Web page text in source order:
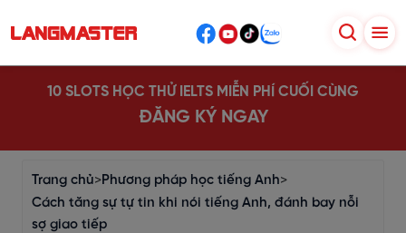
10 SLOTS HỌC THỬ IELTS MIỄN PHÍ CUỐI CÙNG
ĐĂNG KÝ NGAY
Trang chủ>Phương pháp học tiếng Anh>
Cách tăng sự tự tin khi nói tiếng Anh, đánh bay nỗi
sợ giao tiếp